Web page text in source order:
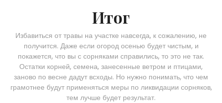
Итог
Избавиться от травы на участке навсегда, к сожалению, не
получится. Даже если огород осенью будет чистым, и
покажется, что вы с сорняками справились, то это не так.
Остатки корней, семена, занесенные ветром и птицами,
заново по весне дадут всходы. Но нужно понимать, что чем
грамотнее будут применяться меры по ликвидации сорняков,
тем лучше будет результат.